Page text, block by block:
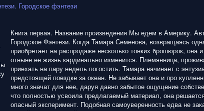
Городское фэнтези
Книга первая. Название произведения Мы едем в Америку.
Городское Фэнтези. Когда Тамара Семенова, возвращаясь
приобретает на распродаже несколько тонких брошюрок, она
отныне ее жизнь кардинально изменится. Племянница,
приехать на пару недель погостить. Тамара начинает с
предстоящей поездке за океан. Не забывает она и про
много значат для нее, даруя давно забытое ощущение
что полностью усвоила предлагаемый материал, она
опасный эксперимент. Подобная самоуверенность едва не